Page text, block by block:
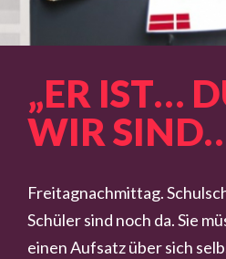
„ER IST…
WIR
Freitagnachmittag.
Schüler sind noch da. Sie
einen Aufsatz über sich